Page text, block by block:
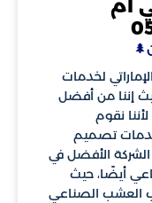
أم
لخدمات
إننا من أفضل
نقوم
تصميم
الشركة الأفضل في
أيضًا، حيث
العشب الصناعي